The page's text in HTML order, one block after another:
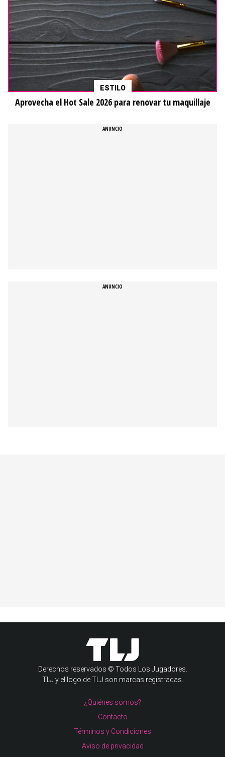
ESTILO
Aprovecha el Hot Sale 2026 para renovar tu maquillaje
Derechos reservados © Todos Los Jugadores.
TLJ y el logo de TLJ son marcas registradas.
¿Quiénes somos?
Contacto
Términos y Condiciones
Aviso de privacidad